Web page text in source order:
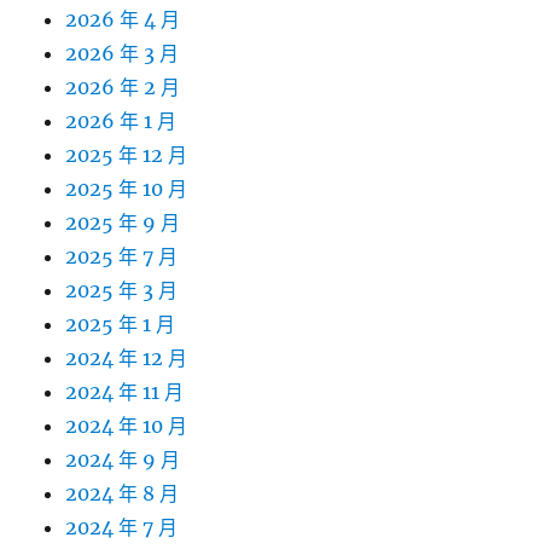
2026 年 4 月
2026 年 3 月
2026 年 2 月
2026 年 1 月
2025 年 12 月
2025 年 10 月
2025 年 9 月
2025 年 7 月
2025 年 3 月
2025 年 1 月
2024 年 12 月
2024 年 11 月
2024 年 10 月
2024 年 9 月
2024 年 8 月
2024 年 7 月